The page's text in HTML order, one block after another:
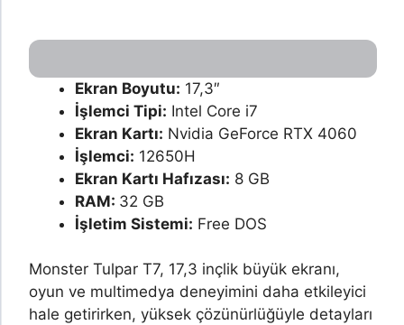
Ekran Boyutu: 17,3″
İşlemci Tipi: Intel Core i7
Ekran Kartı: Nvidia GeForce RTX 4060
İşlemci: 12650H
Ekran Kartı Hafızası: 8 GB
RAM: 32 GB
İşletim Sistemi: Free DOS
Monster Tulpar T7, 17,3 inçlik büyük ekranı,
oyun ve multimedya deneyimini daha etkileyici
hale getirirken, yüksek çözünürlüğüyle detayları